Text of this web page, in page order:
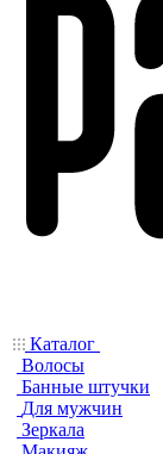
Каталог
Волосы
Банные штучки
Для мужчин
Зеркала